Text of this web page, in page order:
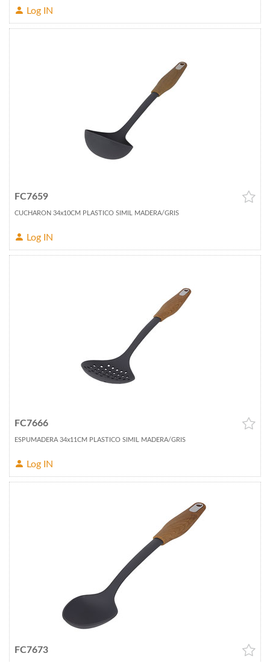
Log IN
FC7659
CUCHARON 34x10CM PLASTICO SIMIL MADERA/GRIS
Log IN
FC7666
ESPUMADERA 34x11CM PLASTICO SIMIL MADERA/GRIS
Log IN
FC7673